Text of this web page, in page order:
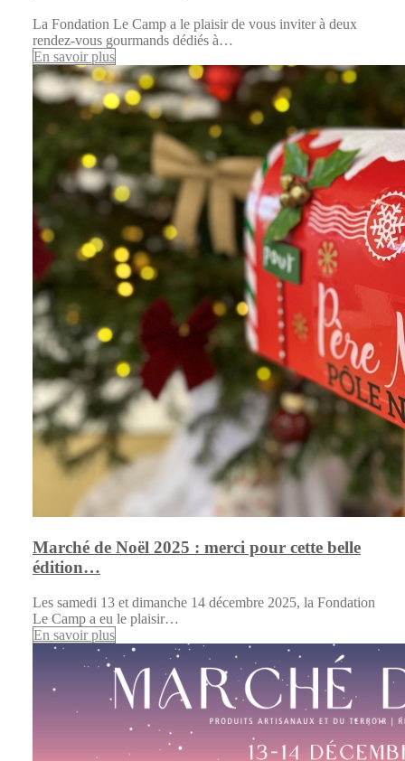
La Fondation Le Camp a le plaisir de vous inviter à deux
rendez-vous gourmands dédiés à…
En savoir plus
Marché de Noël 2025 : merci pour cette belle
édition…
Les samedi 13 et dimanche 14 décembre 2025, la Fondation
Le Camp a eu le plaisir…
En savoir plus